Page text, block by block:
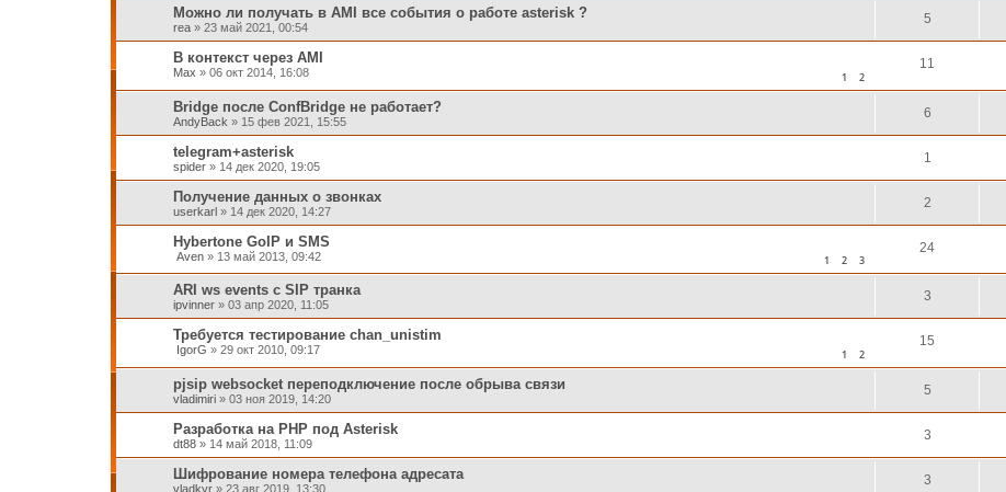
Можно ли получать в AMI все события о работе asterisk ?
rea» 23 май 2021, 00:54
5
В контекст через AMI
Max » 06 окт 2014, 16:08 1 2
11
Bridge после ConfBridge не работает?
AndyBack » 15 фев 2021, 15:55
6
telegram+asterisk
spider» 14 дек 2020, 19:05
1
Получение данных о звонках
userkarl» 14 дек 2020, 14:27
2
Hybertone GoIP и SMS
Aven» 13 май 2013, 09:42 1 2 3
24
ARI ws events с SIP транка
ipvinner» 03 апр 2020, 11:05
3
Требуется тестирование chan_unistim
IgorG » 29 окт 2010, 09:17 1 2
15
pjsip websocket переподключение после обрыва связи
vladimiri» 03 ноя 2019, 14:20
5
Разработка на PHP под Asterisk
dt88» 14 май 2018, 11:09
3
Шифрование номера телефона адресата
vladkyr» 23 авг 2019, 13:30
3